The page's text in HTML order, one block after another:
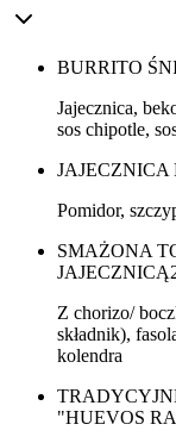
BURRITO
Jajecznica,
sos chipotle,
JAJECZNICA
Pomidor,
SMAŻONA
JAJECZNICĄ
Z chorizo/
składnik),
kolendra
"HUEVOS